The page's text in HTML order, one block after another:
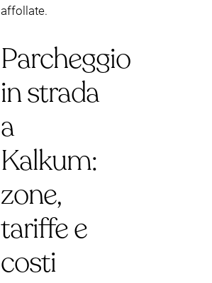
affollate.
Parcheggio
in strada
a
Kalkum:
zone,
tariffe e
costi